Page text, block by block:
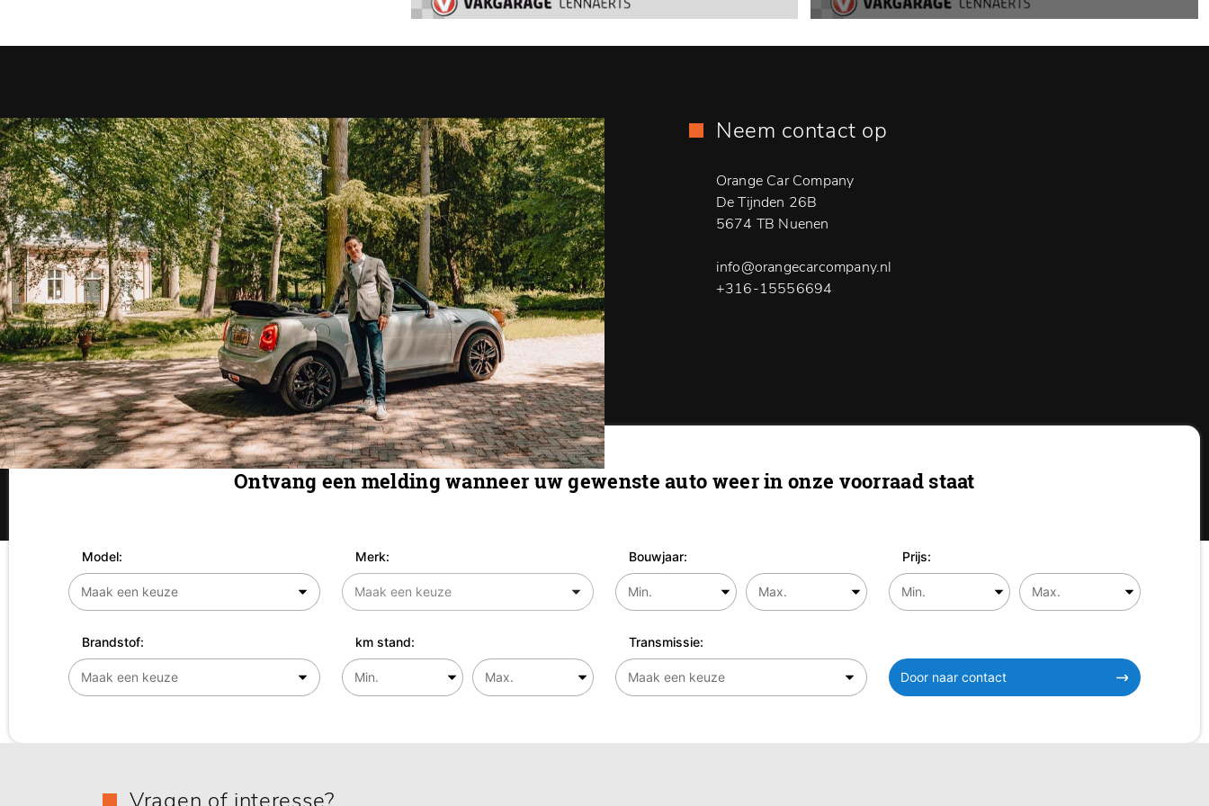
Neem contact op
Orange Car Company
De Tijnden 26B
5674 TB Nuenen
info@orangecarcompany.nl
+316-15556694
Ontvang een melding wanneer uw gewenste auto weer in onze voorraad staat
Model: Merk: Bouwjaar: Prijs:
Brandstof: km stand: Transmissie:
Door naar contact
Vragen of interesse?